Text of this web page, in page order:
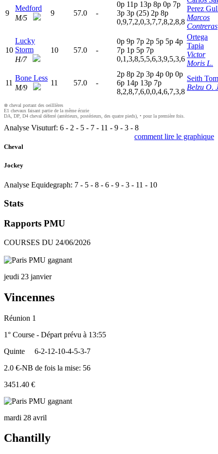
9
Medford
M/5
9 57.0 -
0p 11p 13p 8p 0p 7p
3p 3p (25) 2p 8p
0,9,7,2,0,3,7,7,8,2,8,8
Perez
Marcos
Contreras
10
Lucky
Storm
H/7
10 57.0 -
0p 9p 7p 2p 5p 5p 4p
7p 1p 5p 7p
0,1,3,8,5,5,6,3,9,5,3,6
Ortega
Tapia
Victor
Moris L.
11
Bone Less
M/9
11 57.0 -
2p 8p 2p 3p 4p 0p 0p
6p 14p 13p 7p
8,2,8,7,6,0,0,4,6,7,3,8
Seith
Belzu O.
⊗ cheval portant des oeilllères
E1 chevaux faisant partie de la même écurie
DA, DP, D4 cheval déferré (antérieurs, postérieurs, des quatre pieds), • pour la première fois.
Analyse Visuturf: 6 - 2 - 5 - 7 - 11 - 9 - 3 - 8
comment lire le graphique
Cheval
Jockey
Analyse Equidegraph: 7 - 5 - 8 - 6 - 9 - 3 - 11 - 10
Stats
Rapports PMU
COURSES DU 24/06/2026
jeudi 23 janvier
Vincennes
Réunion 1
1° Course - Départ prévu à 13:55
Quinte
6-2-12-10-4-5-3-7
2.0 €-NB de fois la mise: 56
3451.40 €
mardi 28 avril
Chantilly